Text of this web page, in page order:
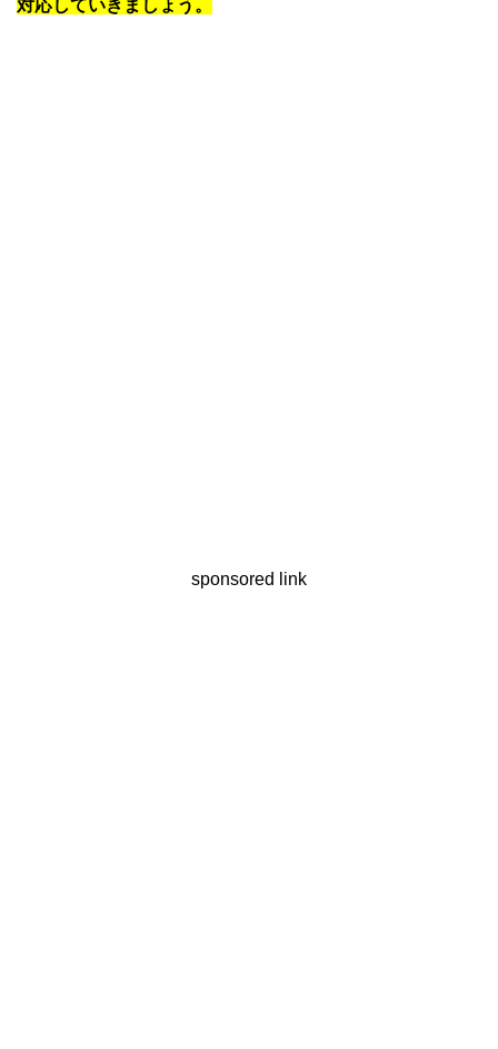
対応していきましょう。
sponsored link